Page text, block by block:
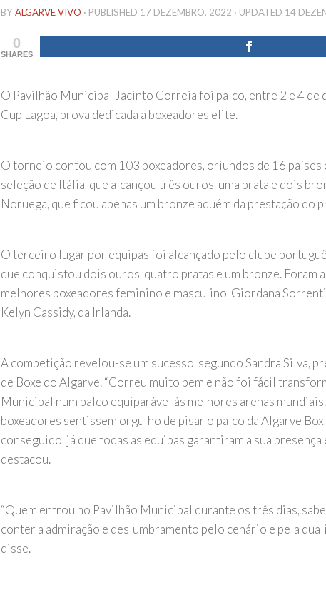
BY ALGARVE VIVO · PUBLISHED 17 DEZEMBRO, 2022 · UPDATED 14
0
SHARES
O Pavilhão Municipal Jacinto Correia foi palco, entre 2 e 4 de
Cup Lagoa, prova dedicada a boxeadores elite.
O torneio contou com 103 boxeadores, oriundos de 16 países
seleção de Itália, que alcançou três ouros, uma prata e dois
Noruega, que ficou apenas um bronze aquém da prestação do
O terceiro lugar por equipas foi alcançado pelo clube
que conquistou dois ouros, quatro pratas e um bronze. Foram
melhores boxeadores feminino e masculino, Giordana
Kelyn Cassidy, da Irlanda.
A competição revelou-se um sucesso, segundo Sandra Silva,
de Boxe do Algarve. “Correu muito bem e não foi fácil
Municipal num palco equiparável às melhores arenas
boxeadores sentissem orgulho de pisar o palco da Algarve Box
conseguido, já que todas as equipas garantiram a sua presença
destacou.
“Quem entrou no Pavilhão Municipal durante os três dias,
conter a admiração e deslumbramento pelo cenário e pela
disse.